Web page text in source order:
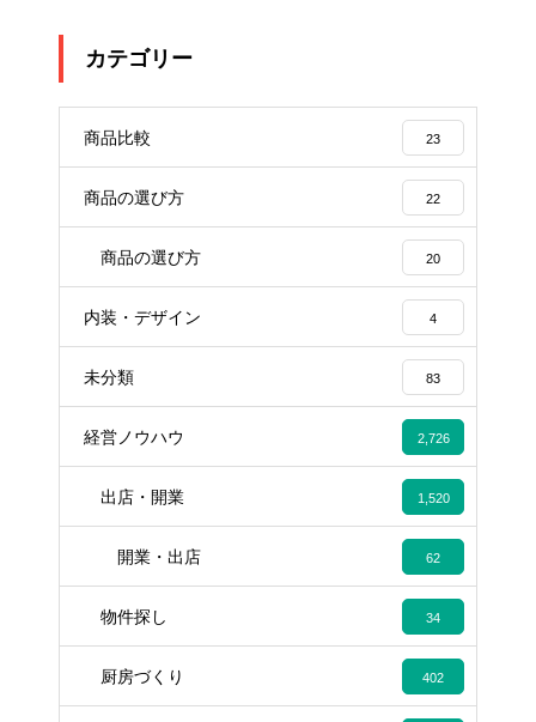
カテゴリー
商品比較 23
商品の選び方 22
商品の選び方 20
内装・デザイン 4
未分類 83
経営ノウハウ 2,726
出店・開業 1,520
開業・出店 62
物件探し 34
厨房づくり 402